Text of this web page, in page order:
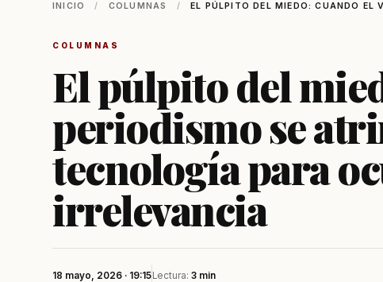
INICIO / COLUMNAS / EL PÚLPITO DEL MIEDO: CUANDO EL
COLUMNAS
El púlpito del
periodismo se
tecnología para
irrelevancia
18 mayo, 2026 · 19:15Lectura: 3 min